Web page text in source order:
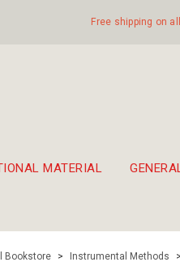
Free shipping on
MATERIAL
Bookstore > Instrumental Methods >